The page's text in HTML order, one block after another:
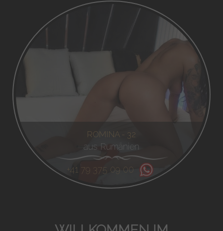
ROMINA - 32
aus Rumänien
+41 79 375 09 00